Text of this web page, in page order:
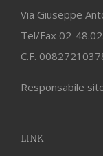
Via Giuseppe
Tel/Fax 02-
C.F.
Responsabile
LINK